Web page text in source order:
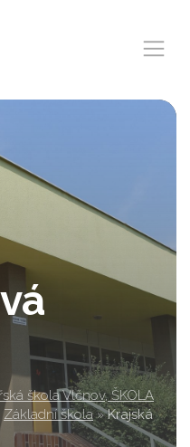
škola Vlčnov, ŠKOLA
Základní škola » Krajská